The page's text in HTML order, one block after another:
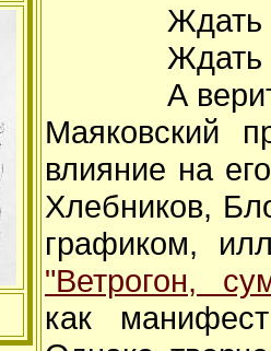
Ждать
Ждать
А верить
Маяковский
влияние на
Хлебников,
графиком,
"Ветрогон,
как